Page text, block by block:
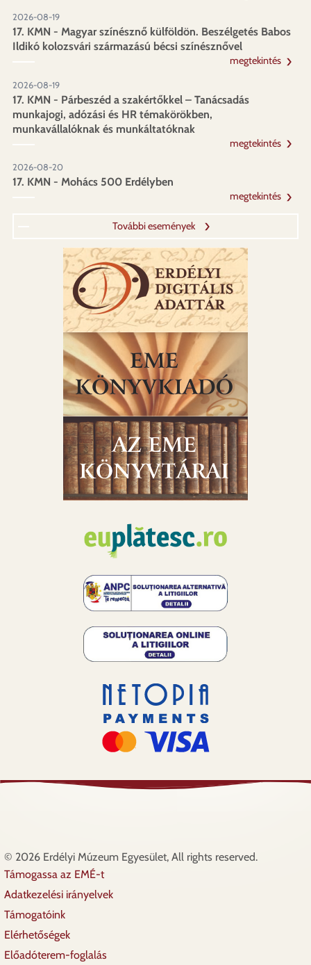
2026-08-19
17. KMN - Magyar színésznő külföldön. Beszélgetés Babos
Ildikó kolozsvári származású bécsi színésznővel
megtekintés
2026-08-19
17. KMN - Párbeszéd a szakértőkkel – Tanácsadás
munkajogi, adózási és HR témakörökben,
munkavállalóknak és munkáltatóknak
megtekintés
2026-08-20
17. KMN - Mohács 500 Erdélyben
megtekintés
További események
© 2026 Erdélyi Múzeum Egyesület, All rights reserved.
Lábléc
Támogassa az EMÉ-t
Adatkezelési irányelvek
Támogatóink
Elérhetőségek
Előadóterem-foglalás